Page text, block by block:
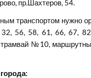
пр.Шахтеров, 54.
транспортом нужно
56, 58, 61, 66, 67,
№10,